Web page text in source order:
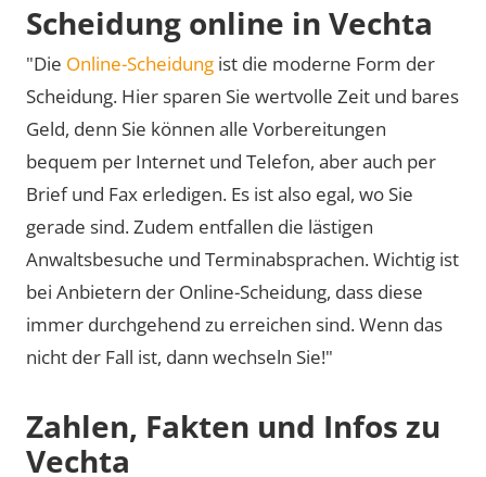
Scheidung online in Vechta
"Die Online-Scheidung ist die moderne Form der
Scheidung. Hier sparen Sie wertvolle Zeit und bares
Geld, denn Sie können alle Vorbereitungen
bequem per Internet und Telefon, aber auch per
Brief und Fax erledigen. Es ist also egal, wo Sie
gerade sind. Zudem entfallen die lästigen
Anwaltsbesuche und Terminabsprachen. Wichtig ist
bei Anbietern der Online-Scheidung, dass diese
immer durchgehend zu erreichen sind. Wenn das
nicht der Fall ist, dann wechseln Sie!"
Zahlen, Fakten und Infos zu
Vechta